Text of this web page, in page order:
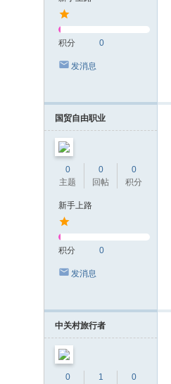
积分 0
发消息
国贸自由职业
0
主题
0
回帖
0
积分
新手上路
积分 0
发消息
中关村旅行者
0
1
0